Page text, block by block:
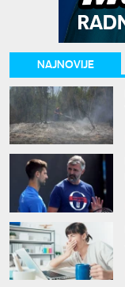
NAJNOVIJE